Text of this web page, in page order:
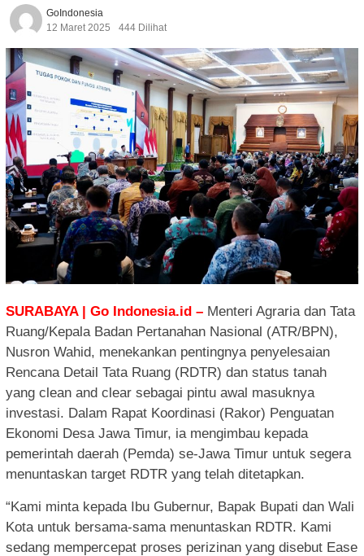
GoIndonesia
12 Maret 2025
444 Dilihat
SURABAYA | Go Indonesia.id – Menteri Agraria dan Tata
Ruang/Kepala Badan Pertanahan Nasional (ATR/BPN),
Nusron Wahid, menekankan pentingnya penyelesaian
Rencana Detail Tata Ruang (RDTR) dan status tanah
yang clean and clear sebagai pintu awal masuknya
investasi. Dalam Rapat Koordinasi (Rakor) Penguatan
Ekonomi Desa Jawa Timur, ia mengimbau kepada
pemerintah daerah (Pemda) se-Jawa Timur untuk segera
menuntaskan target RDTR yang telah ditetapkan.
“Kami minta kepada Ibu Gubernur, Bapak Bupati dan Wali
Kota untuk bersama-sama menuntaskan RDTR. Kami
sedang mempercepat proses perizinan yang disebut Ease